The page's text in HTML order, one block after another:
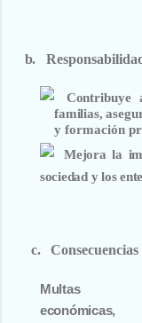
b.
Contribuye
familias,
y formación
Mejora la
sociedad y los
c. Consecuencias
Multas
económicas,